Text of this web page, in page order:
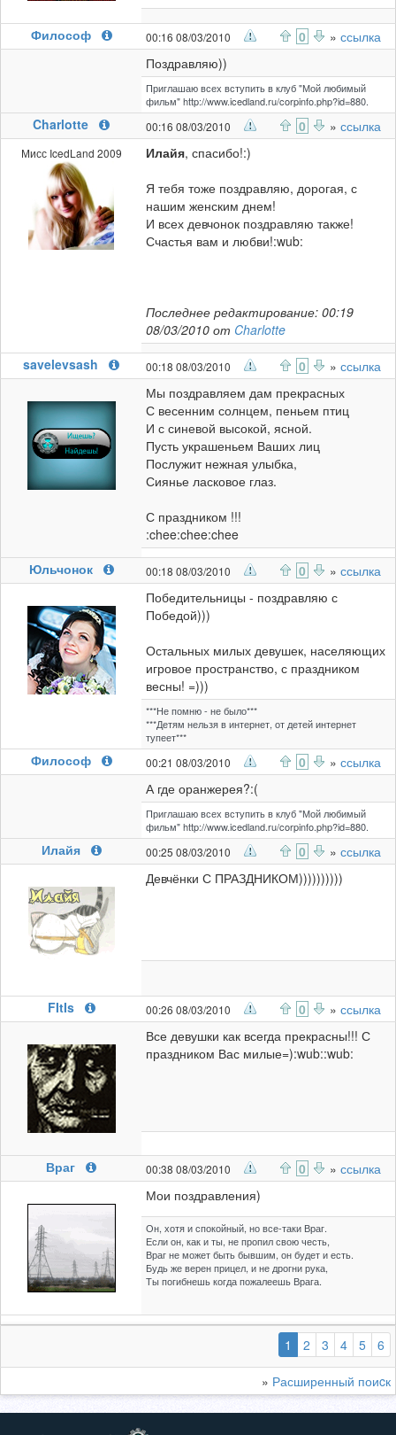
Философ 00:16 08/03/2010 0 » ссылка
Поздравляю))
Приглашаю всех вступить в клуб "Мой любимый
фильм" http://www.icedland.ru/corpinfo.php?id=880.
Charlotte 00:16 08/03/2010 0 » ссылка
Мисс IcedLand 2009 Илайя, спасибо!:)
Я тебя тоже поздравляю, дорогая, с
нашим женским днем!
И всех девчонок поздравляю также!
Счастья вам и любви!:wub:
Последнее редактирование: 00:19
08/03/2010 от Charlotte
savelevsash
00:18 08/03/2010 0 » ссылка
Мы поздравляем дам прекрасных
С весенним солнцем, пеньем птиц
И с синевой высокой, ясной.
Пусть украшеньем Ваших лиц
Послужит нежная улыбка,
Сиянье ласковое глаз.
С праздником !!!
:chee:chee:chee
Юльчонок
00:18 08/03/2010 0 » ссылка
Победительницы - поздравляю с
Победой)))
Остальных милых девушек, населяющих
игровое пространство, с праздником
весны! =)))
***Не помню - не было***
***Детям нельзя в интернет, от детей интернет
тупеет***
Философ 00:21 08/03/2010 0 » ссылка
А где оранжерея?:(
Приглашаю всех вступить в клуб "Мой любимый
фильм" http://www.icedland.ru/corpinfo.php?id=880.
Илайя 00:25 08/03/2010 0 » ссылка
Девчёнки С ПРАЗДНИКОМ))))))))))
FItIs 00:26 08/03/2010 0 » ссылка
Все девушки как всегда прекрасны!!! С
праздником Вас милые=):wub::wub:
Враг 00:38 08/03/2010 0 » ссылка
Мои поздравления)
Он, хотя и спокойный, но все-таки Враг.
Если он, как и ты, не пропил свою честь,
Враг не может быть бывшим, он будет и есть.
Будь же верен прицел, и не дрогни рука,
Ты погибнешь когда пожалеешь Врага.
1 (выбранная)
2 3 4 5 6
» Расширенный поиcк